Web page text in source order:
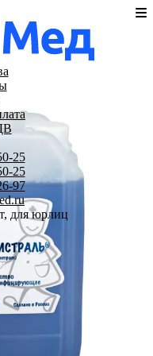
25
25
97
для юрлиц